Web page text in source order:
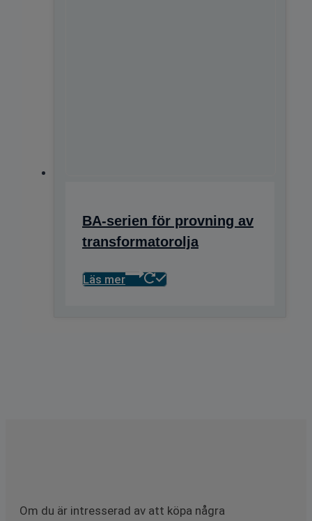
BA-serien för provning av
transformatorolja
Läs mer
Om du är intresserad av att köpa några